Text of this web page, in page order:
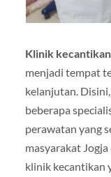
Klinik
menjadi tempat
kelanjutan.
beberapa
perawatan yang
masyarakat
klinik kecantikan